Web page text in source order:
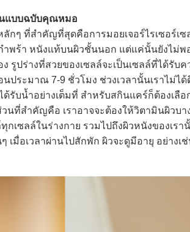
นแบบฉบับคุณหมอ
สำคัญที่สุดคือการมอยเจอร์ไรเซอร์เซล
พร้า หนังแท้บนผิวชั้นนอก แต่แค่นั้นยังไม่พ
ง รูปร่างที่สวยของเซลล์จะเป็นเซลล์ที่ได้รั
นประมาณ 7-9 ชั่วโมง ช่วงเวลานั้นเราไม่
ด้รับน้ำอย่างเต็มที่ สำหรับสกินแคร์ก็ต้องเลื
ำคัญคือ เราอาจจะต้องให้วิตามินผิวบาง
กเซลล์ในร่างกาย รวมไปถึงผิวหนังของเร
ๆ เมื่อเวลาผ่านไปสักพัก ผิวจะดูมีอายุ อย่า